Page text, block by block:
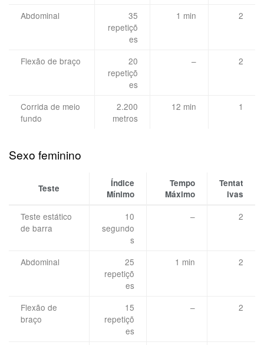
Abdominal
35
repetiçõ
es
1 min 2
Flexão de braço
20
repetiçõ
es
– 2
Corrida de meio
fundo
2.200
metros
12 min 1
Sexo feminino
Teste
Índice
Mínimo
Tempo
Máximo
Tentat
ivas
Teste estático
de barra
10
segundo
s
– 2
Abdominal
25
repetiçõ
es
1 min 2
Flexão de
braço
15
repetiçõ
es
– 2